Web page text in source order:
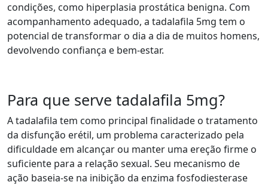
condições, como hiperplasia prostática benigna. Com
acompanhamento adequado, a tadalafila 5mg tem o
potencial de transformar o dia a dia de muitos homens,
devolvendo confiança e bem-estar.
Para que serve tadalafila 5mg?
A tadalafila tem como principal finalidade o tratamento
da disfunção erétil, um problema caracterizado pela
dificuldade em alcançar ou manter uma ereção firme o
suficiente para a relação sexual. Seu mecanismo de
ação baseia-se na inibição da enzima fosfodiesterase